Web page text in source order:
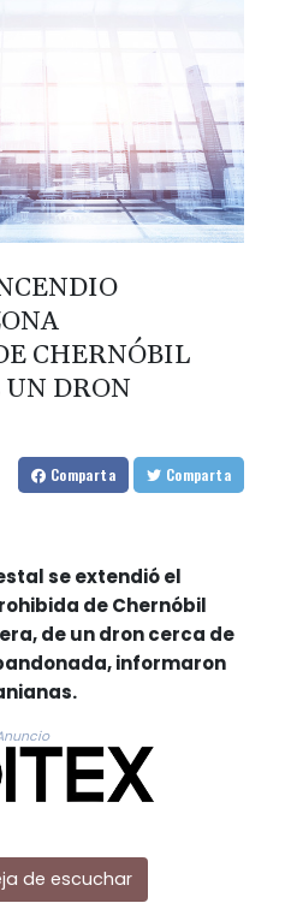
CHERNÓBIL
DRON
Comparta Comparta
se extendió el
de Chernóbil
de un dron cerca de
informaron
de escuchar